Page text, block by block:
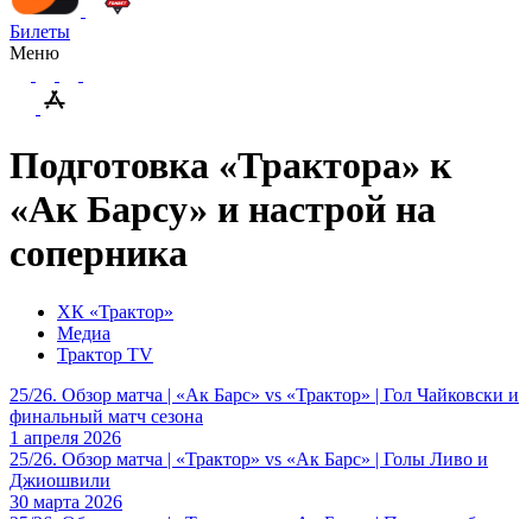
Билеты
Меню
Подготовка «Трактора» к
«Ак Барсу» и настрой на
соперника
ХК «Трактор»
Медиа
Трактор TV
25/26. Обзор матча | «Ак Барс» vs «Трактор» | Гол Чайковски и
финальный матч сезона
1 апреля 2026
25/26. Обзор матча | «Трактор» vs «Ак Барс» | Голы Ливо и
Джиошвили
30 марта 2026